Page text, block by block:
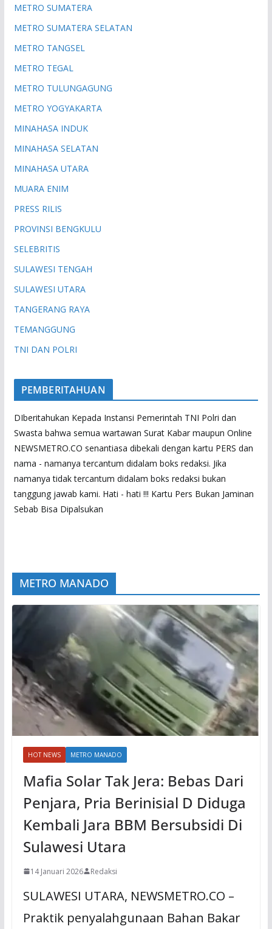
METRO SUMATERA
METRO SUMATERA SELATAN
METRO TANGSEL
METRO TEGAL
METRO TULUNGAGUNG
METRO YOGYAKARTA
MINAHASA INDUK
MINAHASA SELATAN
MINAHASA UTARA
MUARA ENIM
PRESS RILIS
PROVINSI BENGKULU
SELEBRITIS
SULAWESI TENGAH
SULAWESI UTARA
TANGERANG RAYA
TEMANGGUNG
TNI DAN POLRI
PEMBERITAHUAN
DIberitahukan Kepada Instansi Pemerintah TNI Polri dan
Swasta bahwa semua wartawan Surat Kabar maupun Online
NEWSMETRO.CO senantiasa dibekali dengan kartu PERS dan
nama - namanya tercantum didalam boks redaksi. Jika
namanya tidak tercantum didalam boks redaksi bukan
tanggung jawab kami. Hati - hati !!! Kartu Pers Bukan Jaminan
Sebab Bisa Dipalsukan
METRO MANADO
HOT NEWS METRO MANADO
Mafia Solar Tak Jera: Bebas Dari
Penjara, Pria Berinisial D Diduga
Kembali Jara BBM Bersubsidi Di
Sulawesi Utara
14 Januari 2026 Redaksi
SULAWESI UTARA, NEWSMETRO.CO –
Praktik penyalahgunaan Bahan Bakar